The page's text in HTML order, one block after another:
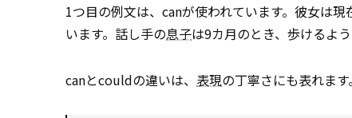
1つ目の例文は、canが使われています。彼女は
います。話し手の息子は9カ月のとき、歩けるよう
canとcouldの違いは、 表現の丁寧さにも表れます